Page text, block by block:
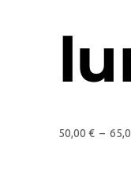
50,00 € –